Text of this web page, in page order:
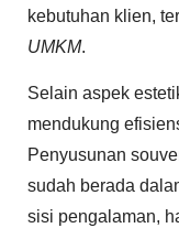
kebutuhan klien,
UMKM.
Selain aspek
mendukung
Penyusunan
sudah berada
sisi pengalaman,